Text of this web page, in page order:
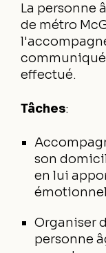
La personne
de métro
effectué.
Tâches:
son
en lui
Organiser
personne